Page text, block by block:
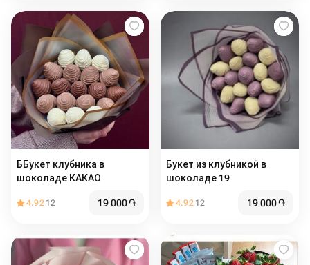
ББукет клубника в
шоколаде КАКАО
4.92 12 19 000֏
Букет из клубникой в
шоколаде 19
4.92 12 19 000֏